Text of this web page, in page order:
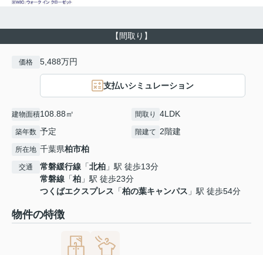
【間取り】
価格 5,488万円
支払いシミュレーション
建物面積108.88㎡ 間取り 4LDK
築年数 予定 階建て 2階建
所在地 千葉県柏市柏
交通 常磐緩行線 「北柏 」駅 徒歩13分
常磐線 「柏 」駅 徒歩23分
つくばエクスプレス 「柏の葉キャンパス 」駅 徒歩54分
物件の特徴